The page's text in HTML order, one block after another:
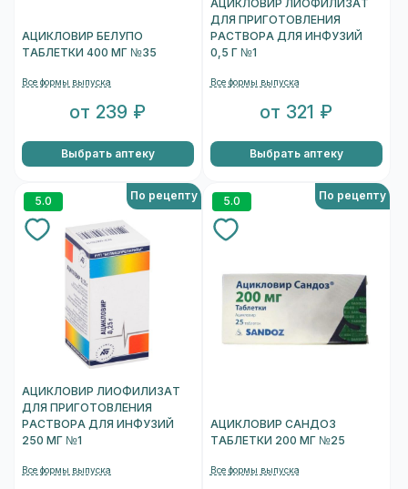
АЦИКЛОВИР БЕЛУПО
ТАБЛЕТКИ 400 МГ №35
Все формы выпуска
от 239 ₽
Выбрать аптеку
АЦИКЛОВИР ЛИОФИЛИЗАТ
ДЛЯ ПРИГОТОВЛЕНИЯ
РАСТВОРА ДЛЯ ИНФУЗИЙ
0,5 Г №1
Все формы выпуска
от 321 ₽
Выбрать аптеку
5.0 По рецепту
АЦИКЛОВИР ЛИОФИЛИЗАТ
ДЛЯ ПРИГОТОВЛЕНИЯ
РАСТВОРА ДЛЯ ИНФУЗИЙ
250 МГ №1
Все формы выпуска
5.0 По рецепту
АЦИКЛОВИР САНДОЗ
ТАБЛЕТКИ 200 МГ №25
Все формы выпуска